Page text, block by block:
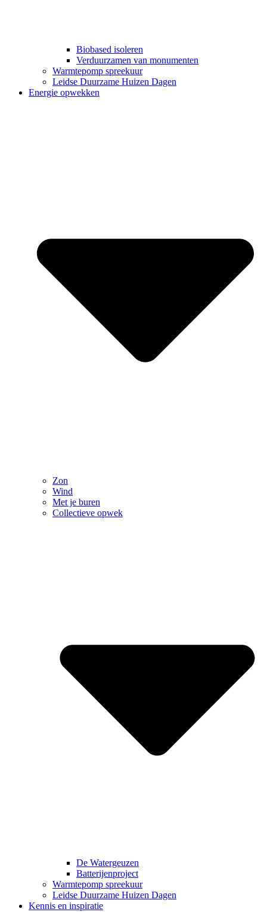
Biobased isoleren
Verduurzamen van monumenten
Warmtepomp spreekuur
Leidse Duurzame Huizen Dagen
Energie opwekken
Zon
Wind
Met je buren
Collectieve opwek
De Watergeuzen
Batterijenproject
Warmtepomp spreekuur
Leidse Duurzame Huizen Dagen
Kennis en inspiratie